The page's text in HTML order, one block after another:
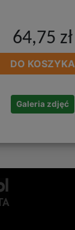
64,75 zł
DO KOSZYKA
Galeria zdjęć